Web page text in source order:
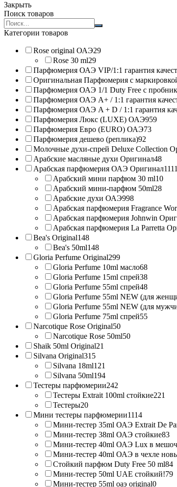
Закрыть
Поиск товаров
Search
products:
Категории товаров
Rose original ОАЭ29
Rose 30 ml29
Парфюмерия ОАЭ VIP/1:1 гарантия
Оригинальная Парфюмерия с
Парфюмерия ОАЭ 1/1 Duty Free с
Парфюмерия ОАЭ A+ / 1:1 гарантия
Парфюмерия ОАЭ A + D / 1:1 гарантия
Парфюмерия Люкс (LUXE) ОАЭ959
Парфюмерия Евро (EURO) ОАЭ73
Парфюмерия дешево (реплика)92
Молочные духи-спрей Deluxe Collection
Арабские масляные духи Оригинал48
Арабская парфюмерия ОАЭ Оригинал1111
Арабский мини парфюм 30 ml10
Арабский мини-парфюм 50ml28
Арабские духи ОАЭ998
Арабская парфюмерия Fragrance
Арабская парфюмерия Johnwin
Арабская парфюмерия La Parretta
Bea's Original148
Bea's 50ml148
Gloria Perfume Original299
Gloria Perfume 10ml масло68
Gloria Perfume 15ml спрей38
Gloria Perfume 55ml спрей48
Gloria Perfume 55ml NEW (для
Gloria Perfume 55ml NEW (для
Gloria Perfume 75ml спрей55
Narcotique Rose Original50
Narcotique Rose 50ml50
Shaik 50ml Original21
Silvana Original315
Silvana 18ml121
Silvana 50ml194
Тестеры парфюмерии242
Тестеры Extrait 100ml стойкие221
Тестеры20
Мини тестеры парфюмерии1114
Мини-тестер 35ml ОАЭ Extrait De
Мини-тестер 38ml ОАЭ стойкие83
Мини-тестер 40ml ОАЭ Lux в
Мини-тестер 40ml ОАЭ в чехле
Стойкий парфюм Duty Free 50 ml84
Мини-тестер 50ml UAE стойкий!79
Мини-тестер 55ml оаэ original0